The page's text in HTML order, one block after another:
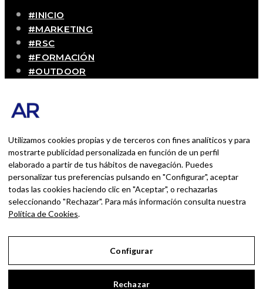
#INICIO
#MARKETING
#RSC
#FORMACIÓN
#OUTDOOR
Experiencias personales y profesionales de una
persona que disfruta con lo que hace cada día
BUSCAR POR:
BUSCAR
Ingresa las palabras de la búsqueda y presiona
Enter.
Utilizamos cookies propias y de terceros con fines analíticos y para
mostrarte publicidad personalizada en función de un perfil
elaborado a partir de tus hábitos de navegación. Puedes
personalizar tus preferencias pulsando en "Configurar", aceptar
todas las cookies haciendo clic en "Aceptar", o rechazarlas
seleccionando "Rechazar". Para más información consulta nuestra
Política de Cookies.
Configurar
Rechazar
Aviso Legal
Política de Privacidad